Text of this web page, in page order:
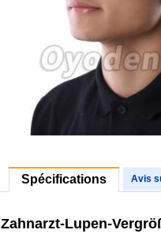
Spécifications Avis
Zahnarzt-Lupen-